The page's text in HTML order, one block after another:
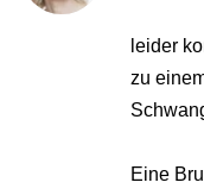
leider
zu
Eine